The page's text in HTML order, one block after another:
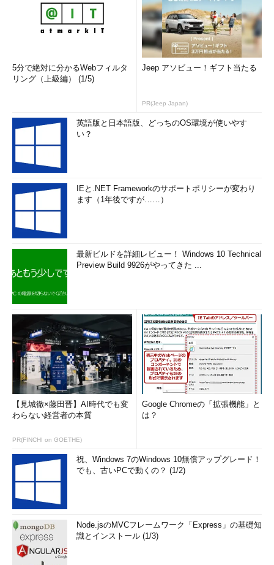
5分で絶対に分かるWebフィルタ
リング（上級編） (1/5)
Jeep アソビュー！ギフト当たる
PR(Jeep Japan)
英語版と日本語版、どっちのOS環境が使いやす
い？
IEと.NET Frameworkのサポートポリシーが変わり
ます（1年後ですが……）
最新ビルドを詳細レビュー！ Windows 10 Technical
Preview Build 9926がやってきた ...
【見城徹×藤田晋】AI時代でも変
わらない経営者の本質
PR(FINCHI on GOETHE)
Google Chromeの「拡張機能」と
は？
祝、Windows 7のWindows 10無償アップグレード！
でも、古いPCで動くの？ (1/2)
Node.jsのMVCフレームワーク「Express」の基礎知
識とインストール (1/3)